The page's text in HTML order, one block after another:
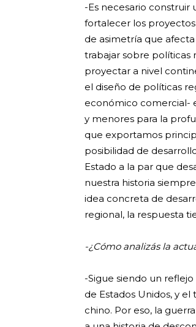
-Es necesario construir
fortalecer los
de asimetría que
trabajar sobre políticas
proyectar a nivel
el diseño de políticas
económico comercial-
y menores para la
que exportamos
posibilidad de
Estado a la par que
nuestra historia
idea concreta de
regional, la respuesta
-¿Cómo analizás la
-Sigue siendo un
de Estados Unidos, y
chino. Por eso, la